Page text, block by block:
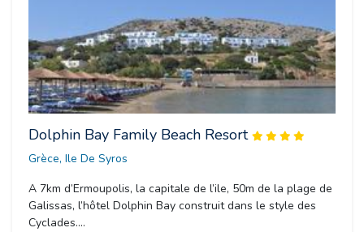
Dolphin Bay Family Beach Resort
Grèce, Ile De Syros
A 7km d’Ermoupolis, la capitale de l’ile, 50m de la plage de
Galissas, l’hôtel Dolphin Bay construit dans le style des
Cyclades....